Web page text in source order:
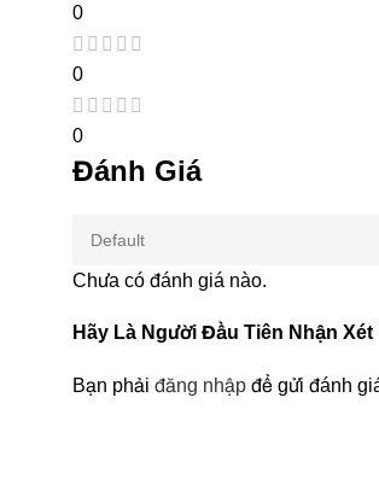
0
0
0
Đánh Giá
Chưa có đánh giá nào.
Hãy Là Người Đầu Tiên Nhận
Bạn phải đăng nhập để gửi đánh